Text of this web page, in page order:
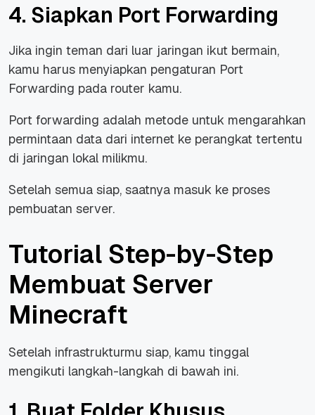
4. Siapkan Port Forwarding
Jika ingin teman dari luar jaringan ikut bermain,
kamu harus menyiapkan pengaturan Port
Forwarding pada router kamu.
Port forwarding adalah metode untuk mengarahkan
permintaan data dari internet ke perangkat tertentu
di jaringan lokal milikmu.
Setelah semua siap, saatnya masuk ke proses
pembuatan server.
Tutorial Step-by-Step
Membuat Server
Minecraft
Setelah infrastrukturmu siap, kamu tinggal
mengikuti langkah-langkah di bawah ini.